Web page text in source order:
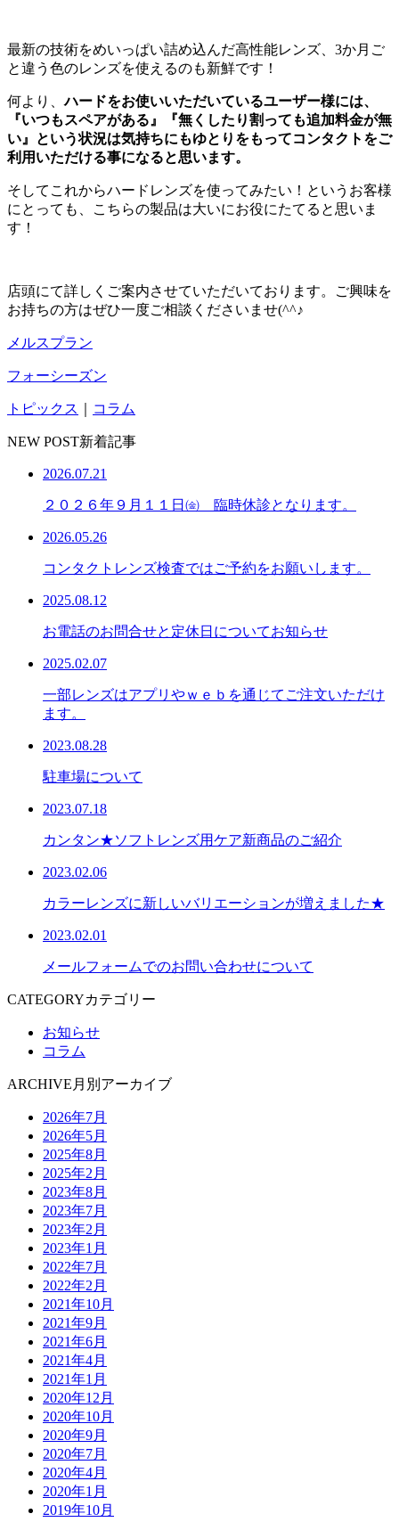
最新の技術をめいっぱい詰め込んだ高性能レンズ、3か月ご
と違う色のレンズを使えるのも新鮮です！
何より、ハードをお使いいただいているユーザー様には、
『いつもスペアがある』『無くしたり割っても追加料金が無
い』という状況は気持ちにもゆとりをもってコンタクトをご
利用いただける事になると思います。
そしてこれからハードレンズを使ってみたい！というお客様
にとっても、こちらの製品は大いにお役にたてると思いま
す！
店頭にて詳しくご案内させていただいております。ご興味を
お持ちの方はぜひ一度ご相談くださいませ(^^♪
メルスプラン
フォーシーズン
トピックス コラム
NEW POST新着記事
2026.07.21
２０２６年９月１１日㈮ 臨時休診となります。
2026.05.26
コンタクトレンズ検査ではご予約をお願いします。
2025.08.12
お電話のお問合せと定休日についてお知らせ
2025.02.07
一部レンズはアプリやｗｅｂを通じてご注文いただけ
ます。
2023.08.28
駐車場について
2023.07.18
カンタン★ソフトレンズ用ケア新商品のご紹介
2023.02.06
カラーレンズに新しいバリエーションが増えました★
2023.02.01
メールフォームでのお問い合わせについて
CATEGORYカテゴリー
お知らせ
コラム
ARCHIVE月別アーカイブ
2026年7月
2026年5月
2025年8月
2025年2月
2023年8月
2023年7月
2023年2月
2023年1月
2022年7月
2022年2月
2021年10月
2021年9月
2021年6月
2021年4月
2021年1月
2020年12月
2020年10月
2020年9月
2020年7月
2020年4月
2020年1月
2019年10月